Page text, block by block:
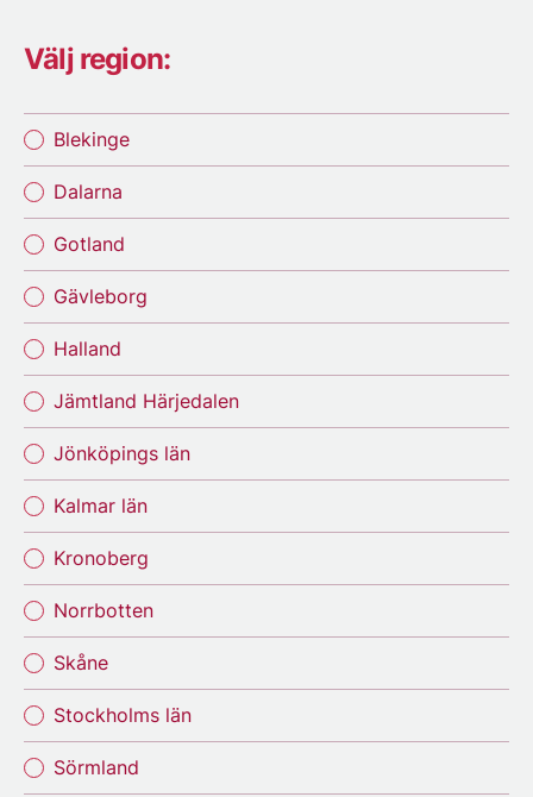
Välj region:
Blekinge
Dalarna
Gotland
Gävleborg
Halland
Jämtland Härjedalen
Jönköpings län
Kalmar län
Kronoberg
Norrbotten
Skåne
Stockholms län
Sörmland